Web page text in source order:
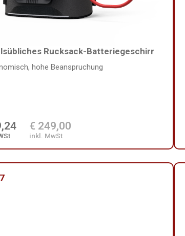
Rucksack-Batteriegeschirr
hohe Beanspruchung
€ 249,00
inkl. MwSt